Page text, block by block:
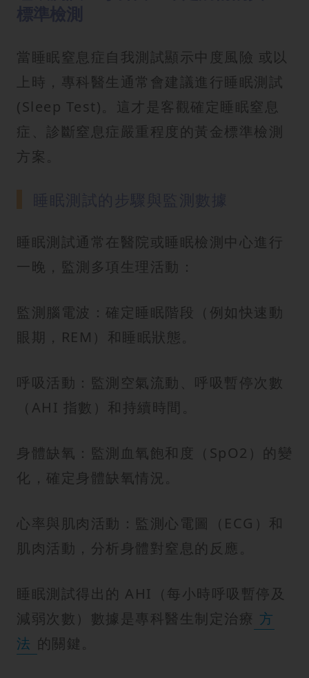
當睡眠窒息症自我測試顯示中度風險 或以
上時，專科醫生通常會建議進行睡眠測試
(Sleep Test)。這才是客觀確定睡眠窒息
症、診斷窒息症嚴重程度的黃金標準檢測
方案。
睡眠測試通常在醫院或睡眠檢測中心進行
一晚，監測多項生理活動：
監測腦電波：確定睡眠階段（例如快速動
眼期，REM）和睡眠狀態。
呼吸活動：監測空氣流動、呼吸暫停次數
（AHI 指數）和持續時間。
身體缺氧：監測血氧飽和度（SpO2）的變
化，確定身體缺氧情況。
心率與肌肉活動：監測心電圖（ECG）和
肌肉活動，分析身體對窒息的反應。
睡眠測試得出的 AHI（每小時呼吸暫停及
減弱次數）數據是專科醫生制定治療 方
法 的關鍵。